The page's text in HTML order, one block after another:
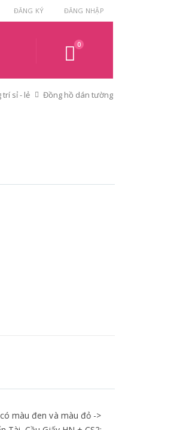
ĐĂNG KÝ ĐĂNG NHẬP
0
trí sỉ - lẻ Đồng hồ dán tường
màu đen và màu đỏ ->